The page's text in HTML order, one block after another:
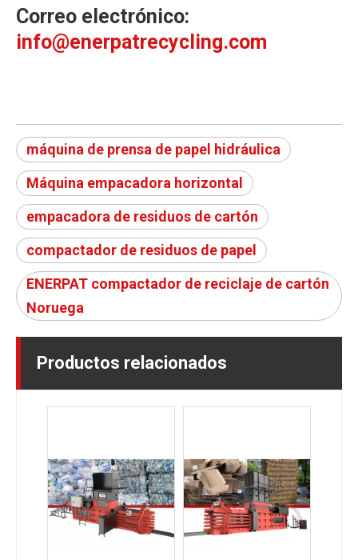
Correo electrónico:
info@enerpatrecycling.com
máquina de prensa de papel hidráulica
Máquina empacadora horizontal
empacadora de residuos de cartón
compactador de residuos de papel
ENERPAT compactador de reciclaje de cartón
Noruega
Productos relacionados